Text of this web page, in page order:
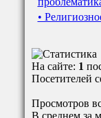
•
На сайте: 1
Посетителей
Просмотров
В среднем за